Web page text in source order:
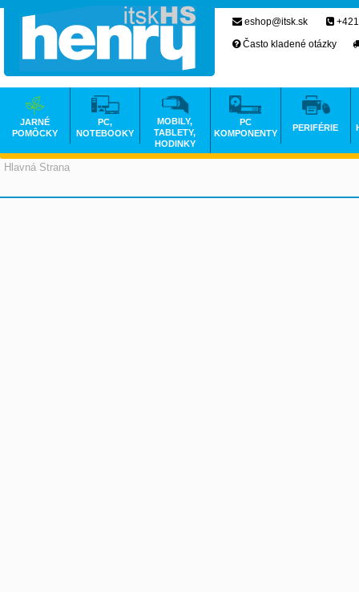
Hlavná Strana
eshop@itsk.sk
Často kladené otázky
JARNÉ
POMÔCKY
PC,
NOTEBOOKY
MOBILY,
TABLETY,
HODINKY
PC
KOMPONENTY
PERIFÉRIE